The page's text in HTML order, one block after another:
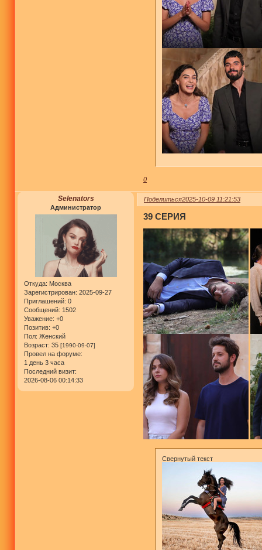
0
Поделиться2025-10-09 11:21:53
Selenators
Администратор
Откуда: Москва
Зарегистрирован: 2025-09-27
Приглашений: 0
Сообщений: 1502
Уважение: +0
Позитив: +0
Пол: Женский
Возраст: 35 [1990-09-07]
Провел на форуме:
1 день 3 часа
Последний визит:
2026-08-06 00:14:33
39 СЕРИЯ
Свернутый текст